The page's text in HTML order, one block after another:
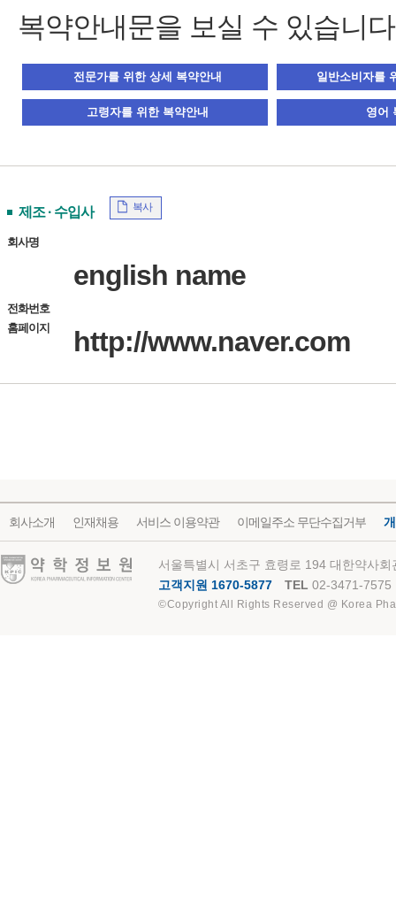
복약안내문을 보실 수 있습니
제조 · 수입사 복사
회사명
english name
전화번호
홈페이지
http://www.naver.com
회사소개 인재채용 서비스 이용약관 이메일주소 무단수집거부
약학정보원
서울특별시 서초구 효령로 194 대한약사
고객지원 1670-5877
TEL 02-3471-7575
©Copyright All Rights Reserved @ Korea